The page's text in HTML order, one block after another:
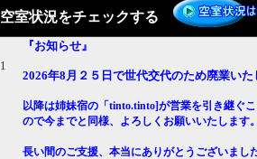
室状況をチェックする
『お知らせ』
2026年8月２５日で世代交代のため廃業いた
以降は姉妹宿の「tinto.tinto]が営業を引き継ぐ
ので今までと同様、よろしくお願いいたします
長い間のご支援、本当にありがとうございまし